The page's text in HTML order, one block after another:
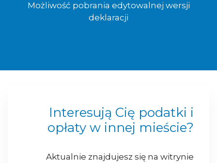
Możliwość pobrania edytowalnej wersji
deklaracji
Interesują Cię podatki i
opłaty w innej mieście?
Aktualnie znajdujesz się na witrynie